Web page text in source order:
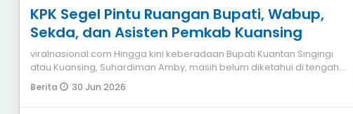
KPK Segel Pintu Ruangan Bupati, Wabup,
Sekda, dan Asisten Pemkab Kuansing
viralnasional.com Hingga kini keberadaan Bupati Kuantan Singingi
atau Kuansing, Suhardiman Amby, masih belum diketahui di tengah
berkemban
Berita 30 Jun 2026